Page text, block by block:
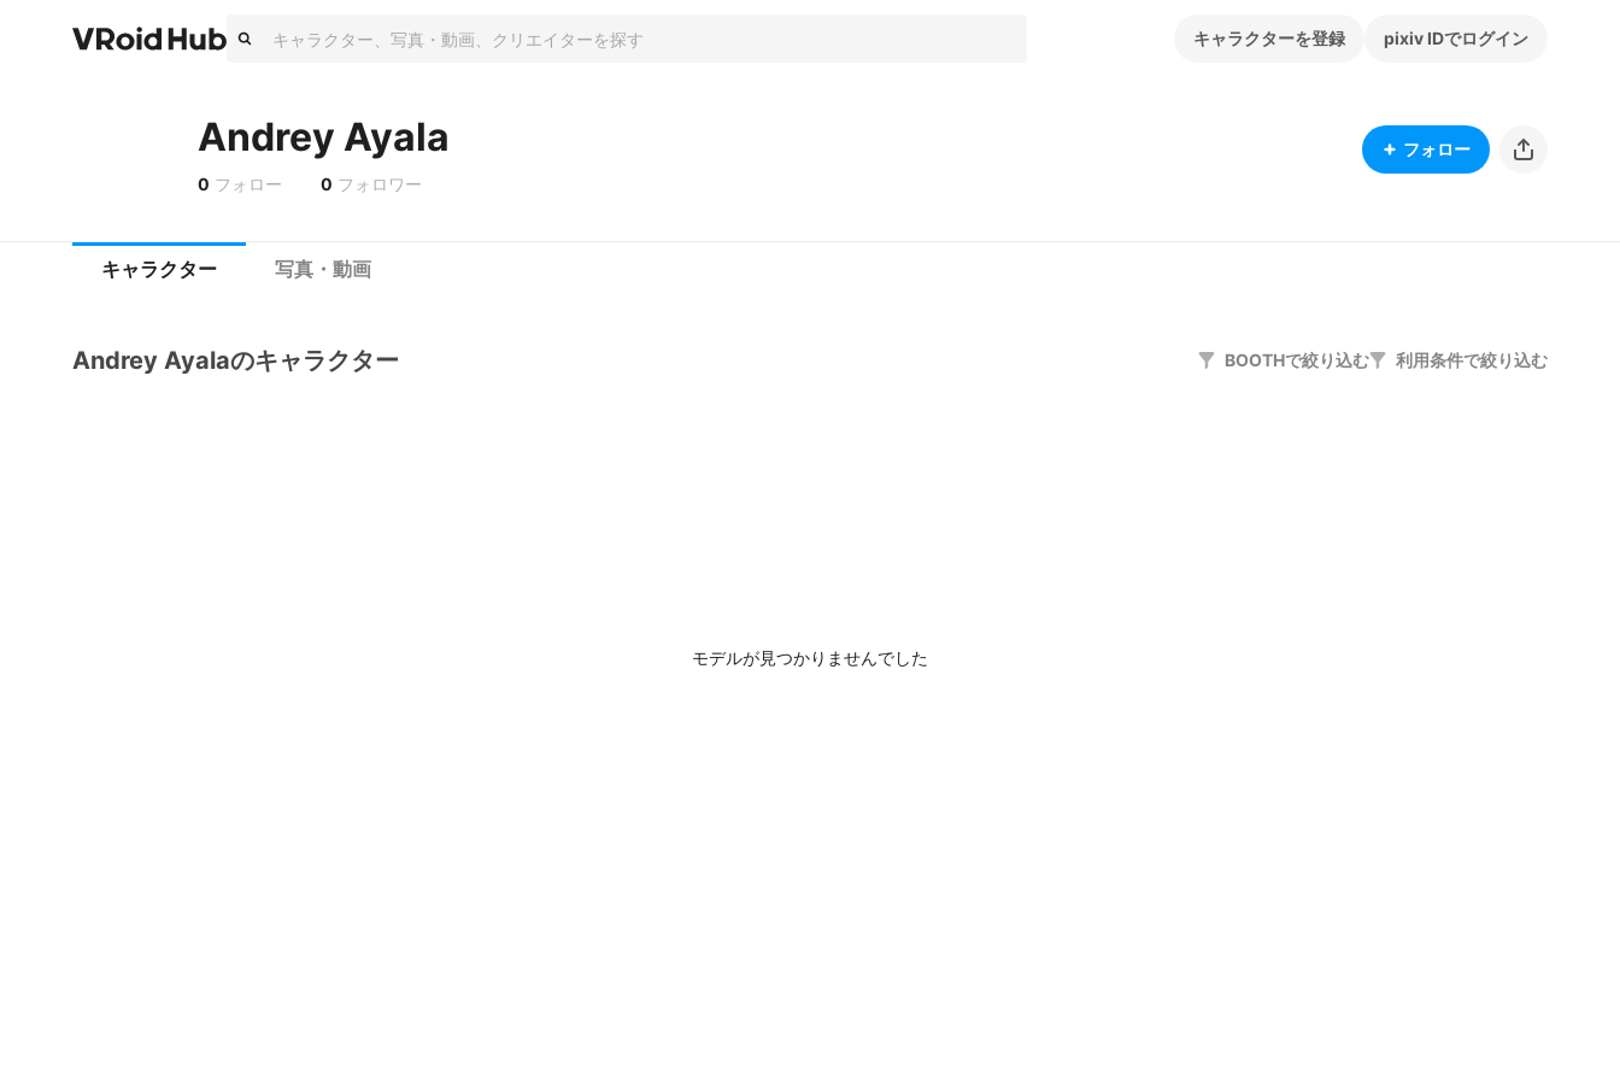
キャラクターを登録 pixiv IDでログイン
Andrey Ayala
0 フォロー 0 フォロワー
フォロー
キャラクター 写真・動画
Andrey Ayalaのキャラクター BOOTHで絞り込む 利用条件で絞り込む
モデルが見つかりませんでした